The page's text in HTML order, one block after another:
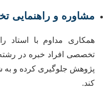
مشاوره و راهنمایی
همکاری مداوم با استاد
تخصصی افراد خبره در
پژوهش جلوگیری کرده و
کند.